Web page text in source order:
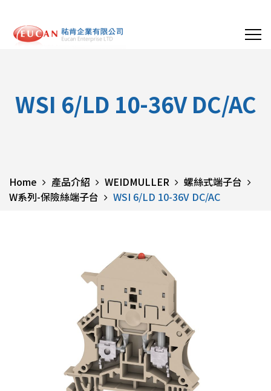
WSI 6/LD 10-36V DC/AC
Home 產品介紹 WEIDMULLER
螺絲式端子台
W系列-保險絲端子台
WSI 6/LD 10-36V DC/AC